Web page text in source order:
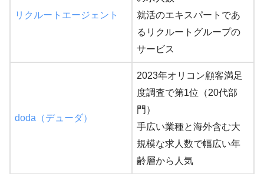
リクルートエージェント
就活のエキスパートであ
るリクルートグループの
サービス
doda（デューダ）
2023年オリコン顧客満足
度調査で第1位（20代部
門）
手広い業種と海外含む大
規模な求人数で幅広い年
齢層から人気